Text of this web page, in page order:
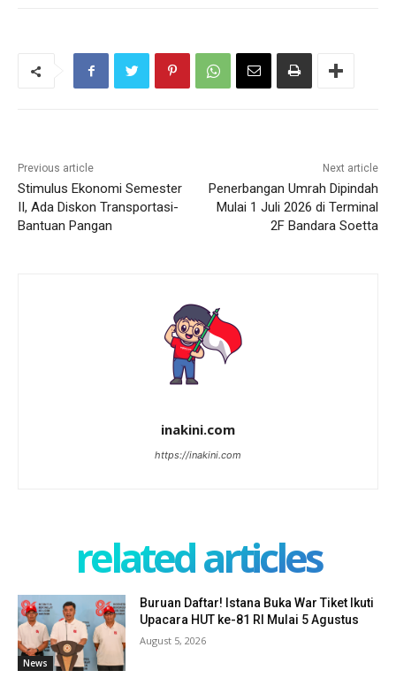
Previous article
Stimulus Ekonomi Semester
II, Ada Diskon Transportasi-
Bantuan Pangan
Next article
Penerbangan Umrah Dipindah
Mulai 1 Juli 2026 di Terminal
2F Bandara Soetta
inakini.com
https://inakini.com
related articles
News
Buruan Daftar! Istana Buka War Tiket Ikuti
Upacara HUT ke-81 RI Mulai 5 Agustus
August 5, 2026